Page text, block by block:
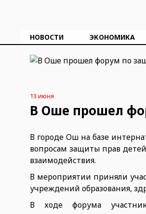
НОВОСТИ ЭКОНОМИКА
13 июня
В Оше прошел
В городе Ош на базе
вопросам защиты прав
взаимодействия.
В мероприятии приняли
учреждений образования,
В ходе форума